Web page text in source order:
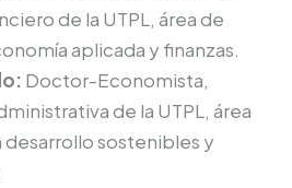
de la UTPL, área de
aplicada y finanzas.
Doctor-Economista,
de la UTPL, área
sostenibles y